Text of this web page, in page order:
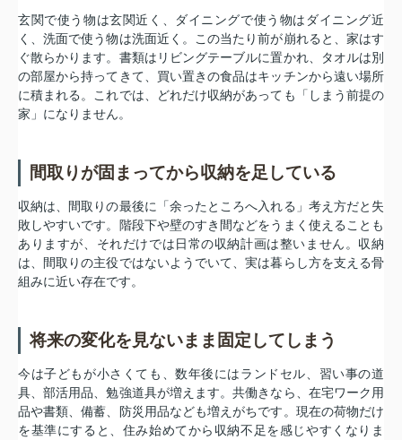
玄関で使う物は玄関近く、ダイニングで使う物はダイニング近
く、洗面で使う物は洗面近く。この当たり前が崩れると、家はす
ぐ散らかります。書類はリビングテーブルに置かれ、タオルは別
の部屋から持ってきて、買い置きの食品はキッチンから遠い場所
に積まれる。これでは、どれだけ収納があっても「しまう前提の
家」になりません。
間取りが固まってから収納を足している
収納は、間取りの最後に「余ったところへ入れる」考え方だと失
敗しやすいです。階段下や壁のすき間などをうまく使えることも
ありますが、それだけでは日常の収納計画は整いません。収納
は、間取りの主役ではないようでいて、実は暮らし方を支える骨
組みに近い存在です。
将来の変化を見ないまま固定してしまう
今は子どもが小さくても、数年後にはランドセル、習い事の道
具、部活用品、勉強道具が増えます。共働きなら、在宅ワーク用
品や書類、備蓄、防災用品なども増えがちです。現在の荷物だけ
を基準にすると、住み始めてから収納不足を感じやすくなりま